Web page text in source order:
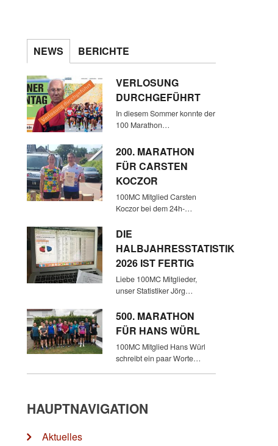
NEWS BERICHTE
VERLOSUNG
DURCHGEFÜHRT
In diesem Sommer konnte der
100 Marathon…
200. MARATHON
FÜR CARSTEN
KOCZOR
100MC Mitglied Carsten
Koczor bei dem 24h-…
DIE
HALBJAHRESSTATISTIK
2026 IST FERTIG
Liebe 100MC Mitglieder,
unser Statistiker Jörg…
500. MARATHON
FÜR HANS WÜRL
100MC Mitglied Hans Würl
schreibt ein paar Worte…
HAUPTNAVIGATION
Aktuelles